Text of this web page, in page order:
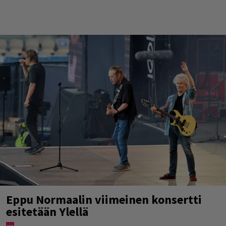
Eppu Normaalin viimeinen konsertti
esitetään Ylellä